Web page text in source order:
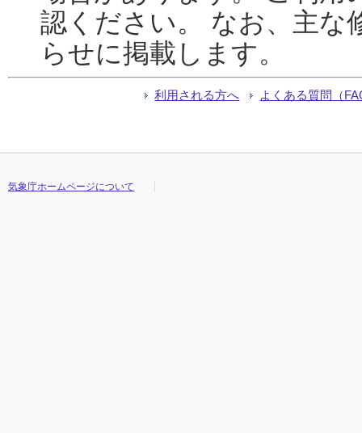
認ください。 なお、主な
らせに掲載します。
利用される方へ よくある質問（
気象庁ホームページについて